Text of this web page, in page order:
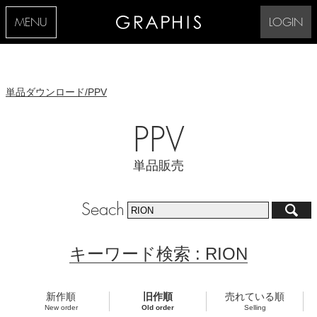
MENU LOGIN
単品ダウンロード/PPV
PPV
単品販売
Seach
キーワード検索 : RION
新作順
New order
旧作順
Old order
売れている順
Selling